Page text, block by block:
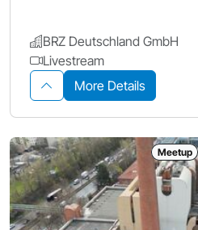
BRZ Deutschland GmbH
Livestream
More Details
Meetup